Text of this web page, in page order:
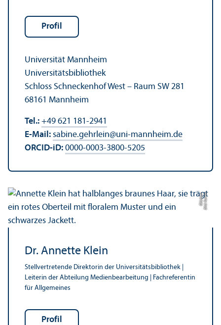
Profil
Universität Mannheim
Universitäts­bibliothek
Schloss Schneckenhof West – Raum SW 281
68161 Mannheim
Tel.: +49 621 181-2941
E-Mail: sabine.gehrlein@uni-mannheim.de
ORCID-iD: 0000-0003-3800-5205
Bil
d:
K
a
t
ri
n
Gl
ü
c
kl
e
r
Dr. Annette Klein
Stellvertretende Direktorin der Universitäts­bibliothek |
Leiterin der Abteilung Medienbearbeitung | Fach­referentin
für Allgemeines
Profil